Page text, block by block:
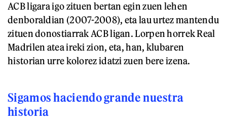
ACB ligara igo zituen bertan egin zuen lehen
denboraldian (2007-2008), eta lau urtez mantendu
zituen donostiarrak ACB ligan. Lorpen horrek Real
Madrilen atea ireki zion, eta, han, klubaren
historian urre kolorez idatzi zuen bere izena.
Sigamos haciendo grande nuestra
historia